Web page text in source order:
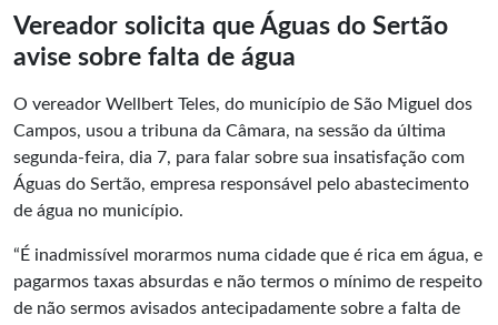
Vereador solicita que Águas do Sertão
avise sobre falta de água
O vereador Wellbert Teles, do município de São Miguel dos
Campos, usou a tribuna da Câmara, na sessão da última
segunda-feira, dia 7, para falar sobre sua insatisfação com
Águas do Sertão, empresa responsável pelo abastecimento
de água no município.
“É inadmissível morarmos numa cidade que é rica em água, e
pagarmos taxas absurdas e não termos o mínimo de respeito
de não sermos avisados antecipadamente sobre a falta de